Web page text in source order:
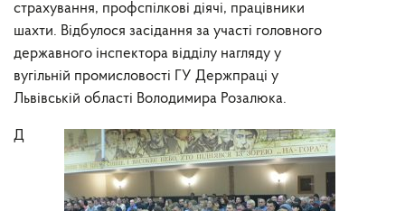
страхування, профспілкові діячі, працівники
шахти. Відбулося засідання за участі головного
державного інспектора відділу нагляду у
вугільній промисловості ГУ Держпраці у
Львівській області Володимира Розалюка.
Д